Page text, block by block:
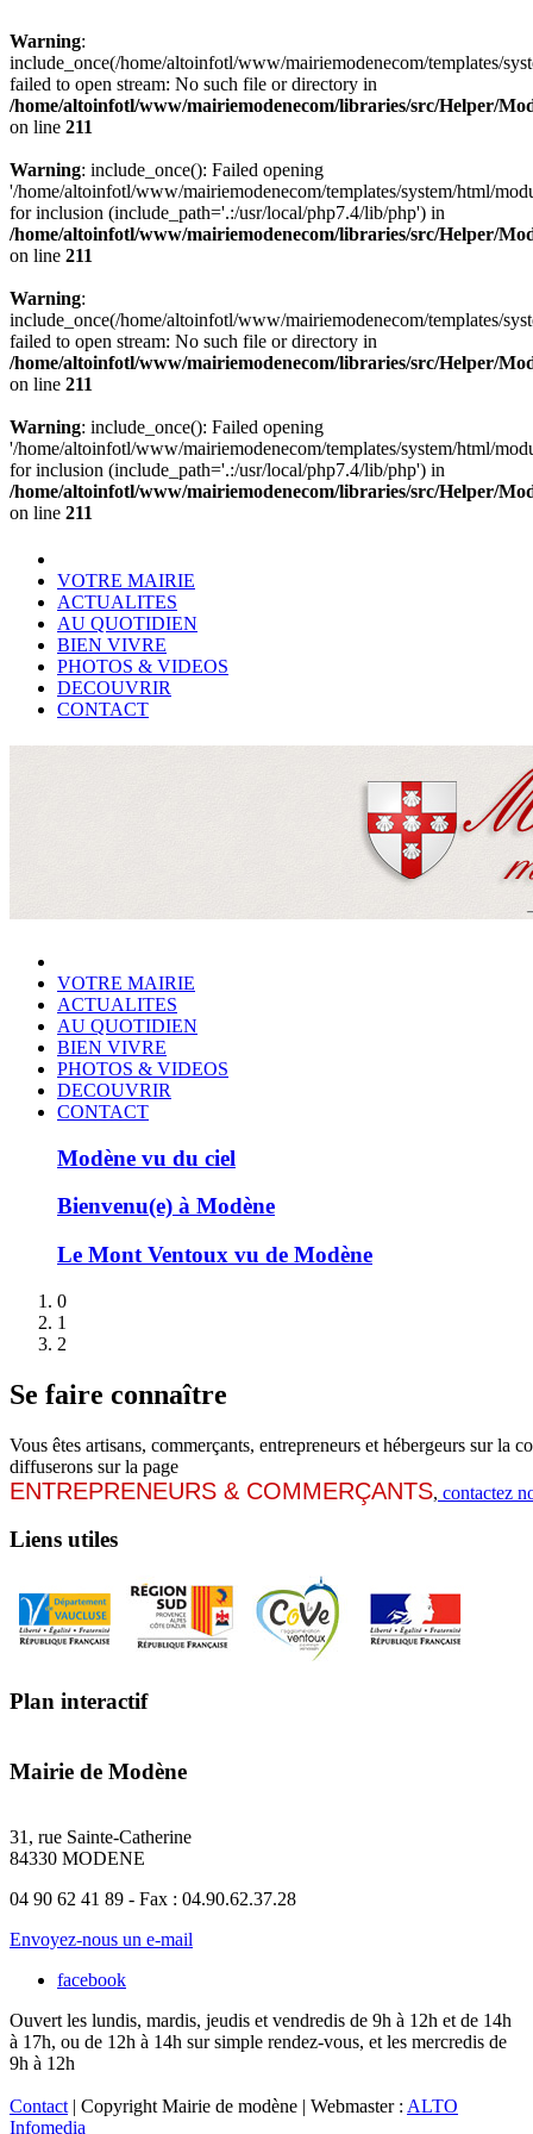
Warning:
include_once(/home/altoinfotl/www/mairiemodenecom/templates/
failed to open stream: No such file or directory in
/home/altoinfotl/www/mairiemodenecom/libraries/src/Helper/
on line 211
Warning: include_once(): Failed opening
'/home/altoinfotl/www/mairiemodenecom/templates/system/html/
for inclusion (include_path='.:/usr/local/php7.4/lib/php') in
/home/altoinfotl/www/mairiemodenecom/libraries/src/Helper/
on line 211
Warning:
include_once(/home/altoinfotl/www/mairiemodenecom/templates/
failed to open stream: No such file or directory in
/home/altoinfotl/www/mairiemodenecom/libraries/src/Helper/
on line 211
Warning: include_once(): Failed opening
'/home/altoinfotl/www/mairiemodenecom/templates/system/html/
for inclusion (include_path='.:/usr/local/php7.4/lib/php') in
/home/altoinfotl/www/mairiemodenecom/libraries/src/Helper/
on line 211
VOTRE MAIRIE
ACTUALITES
AU QUOTIDIEN
BIEN VIVRE
PHOTOS & VIDEOS
DECOUVRIR
CONTACT
VOTRE MAIRIE
ACTUALITES
AU QUOTIDIEN
BIEN VIVRE
PHOTOS & VIDEOS
DECOUVRIR
CONTACT
Modène vu du ciel
Bienvenu(e) à Modène
Le Mont Ventoux vu de Modène
0
1
2
Se faire connaître
Vous êtes artisans, commerçants, entrepreneurs et hébergeurs sur
diffuserons sur la page
ENTREPRENEURS & COMMERÇANTS, contactez
Liens utiles
Plan interactif
Mairie de Modène
31, rue Sainte-Catherine
84330 MODENE
04 90 62 41 89 - Fax : 04.90.62.37.28
Envoyez-nous un e-mail
facebook
Ouvert les lundis, mardis, jeudis et vendredis de 9h à 12h et de 14h
à 17h, ou de 12h à 14h sur simple rendez-vous, et les mercredis de
9h à 12h
Contact | Copyright Mairie de modène | Webmaster : ALTO
Infomedia